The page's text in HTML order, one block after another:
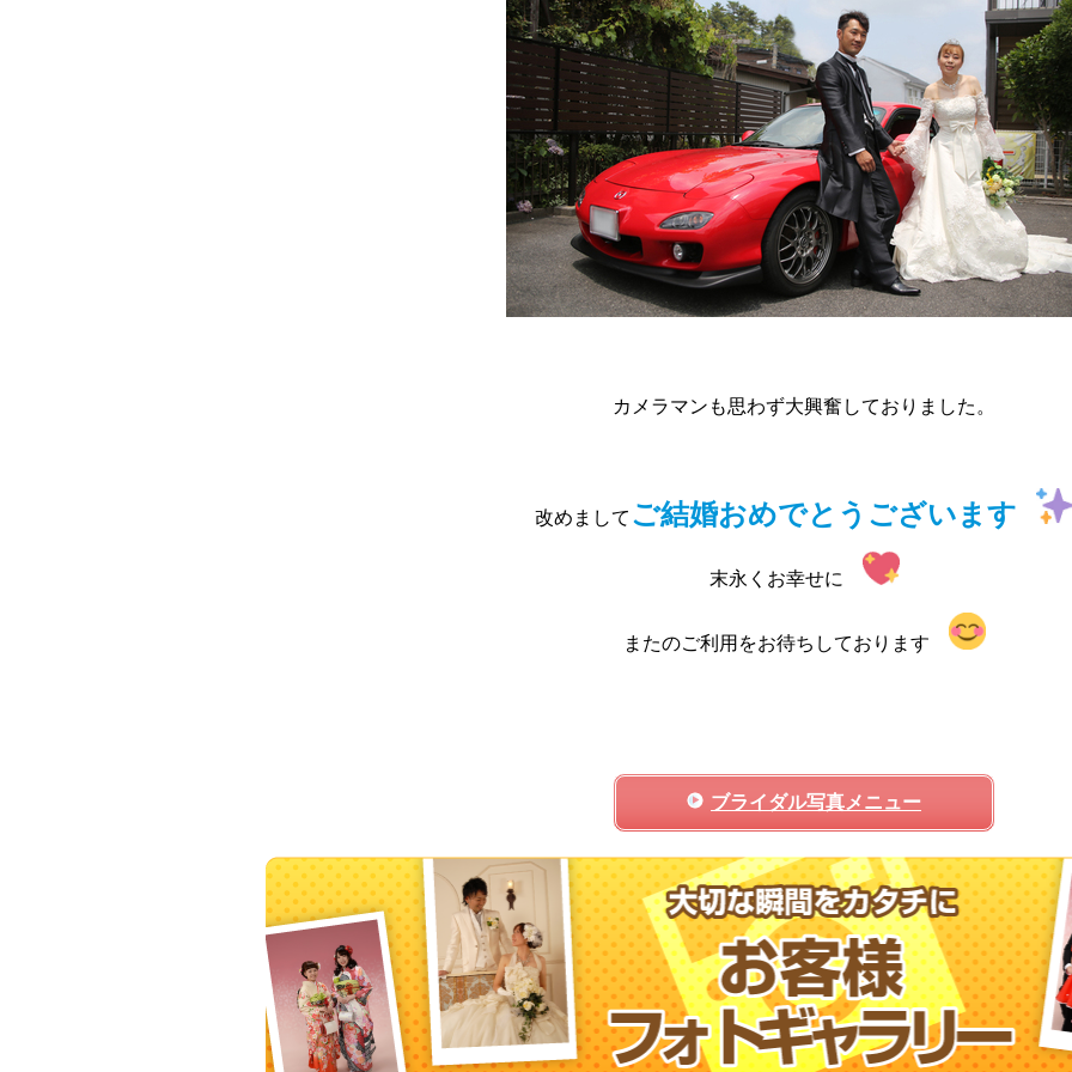
カメラマンも思わず大興奮しておりました。
改めまして ご結婚おめでとうございます
末永くお幸せに
またのご利用をお待ちしております
ブライダル写真メニュー